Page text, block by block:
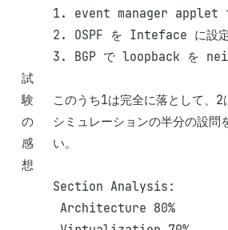
試
験
の
感
想
1. event manager applet で
2. OSPF を Inteface に設
3. BGP で loopback を
このうち1は完全に落として
シミュレーションの半分の設問
い。
Section Analysis: